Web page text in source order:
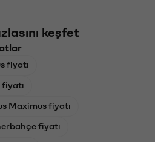
keşfet
fiyatı
fiyatı
Maximus fiyatı
fiyatı